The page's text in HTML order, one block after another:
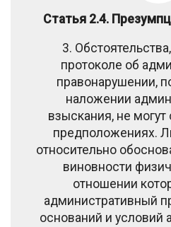
Статья 2.4.
3.
протоколе об
правонарушении,
наложении
взыскания, не
предположениях.
относительно
виновности
отношении
административный
оснований и условий